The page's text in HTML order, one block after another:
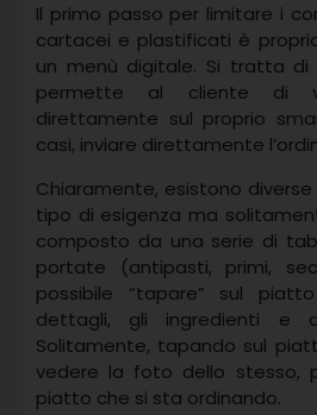
Il primo passo per limitare i
cartacei e plastificati è
un menù digitale. Si tratta
permette al cliente di
direttamente sul proprio
casi, inviare direttamente
Chiaramente, esistono
tipo di esigenza ma
composto da una serie di
portate (antipasti, primi,
possibile “tapare” sul
dettagli, gli ingredienti e
Solitamente, tapando sul
vedere la foto dello stesso,
piatto che si sta ordinando.